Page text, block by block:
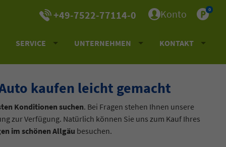
+49-7522-77114-0 Konto 0
SERVICE UNTERNEHMEN KONTAKT
kaufen leicht gemacht
Konditionen suchen. Bei Fragen stehen Ihnen unsere
zur Verfügung. Natürlich können Sie uns zum Kauf Ihres
im schönen Allgäu besuchen.